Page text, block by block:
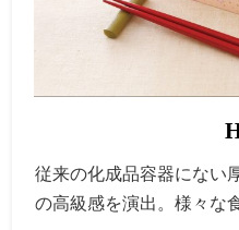
従来の化成品容器にない
の高級感を演出。様々な